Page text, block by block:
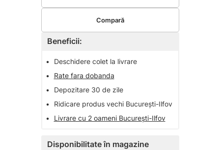
Beneficii:
•
Deschidere colet la livrare
•
Rate fara dobanda
•
Depozitare 30 de zile
•
Ridicare produs vechi București-Ilfov
•
Livrare cu 2 oameni București-Ilfov
Disponibilitate în magazine
Compară